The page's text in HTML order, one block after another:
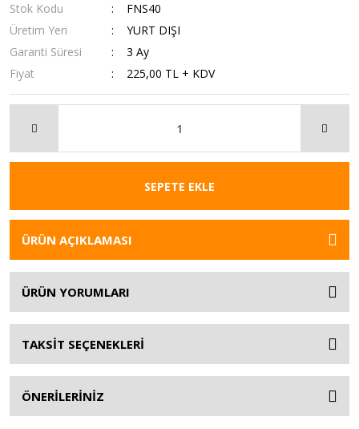
Stok Kodu
FNS40
Üretim Yeri
YURT DIŞI
Garanti Süresi
3 Ay
Fiyat
225,00 TL + KDV
SEPETE EKLE
ÜRÜN AÇIKLAMASI
ÜRÜN YORUMLARI
TAKSİT SEÇENEKLERİ
ÖNERİLERİNİZ